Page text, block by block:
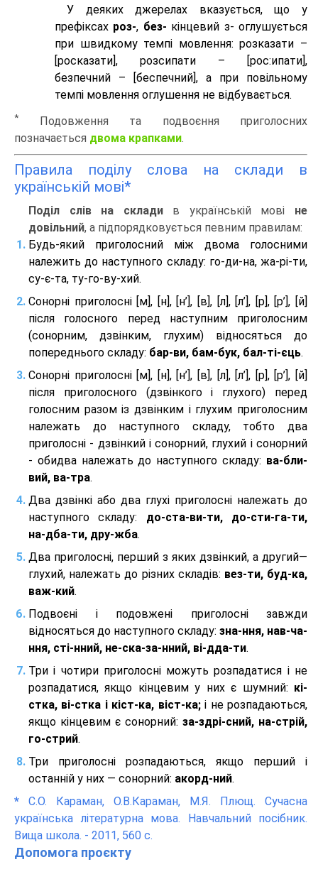
У деяких джерелах вказується, що у
префіксах роз-, без- кінцевий з- оглушується
при швидкому темпі мовлення: розказати –
[росказати], розсипати – [роc:ипати],
безпечний – [беспечний], а при повільному
темпі мовлення оглушення не відбувається.
*
Подовження та подвоєння приголосних
позначається двома крапками.
Правила поділу слова на склади в
українській мові*
Поділ слів на складив українській мові не
довільний, а підпорядковується певним правилам:
Будь-який приголосний між двома голосними
належить до наступного складу: го-ди-на, жа-рі-ти,
су-є-та, ту-го-ву-хий.
Сонорні приголосні [м], [н], [н’], [в], [л], [л’], [р], [р’], [й]
після голосного перед наступним приголосним
(сонорним, дзвінким, глухим) відносяться до
попереднього складу: бар-ви, бам-бук, бал-ті-єць.
Сонорні приголосні [м], [н], [н’], [в], [л], [л’], [р], [р’], [й]
після приголосного (дзвінкого і глухого) перед
голосним разом із дзвінким і глухим приголосним
належать до наступного складу, тобто два
приголосні - дзвінкий і сонорний, глухий і сонорний
- обидва належать до наступного складу: ва-бли-
вий, ва-тра.
Два дзвінкі або два глухі приголосні належать до
наступного складу: до-ста-ви-ти, до-сти-га-ти,
на-дба-ти, дру-жба.
Два приголосні, перший з яких дзвінкий, а другий—
глухий, належать до різних складів: вез-ти, буд-ка,
важ-кий.
Подвоєні і подовжені приголосні завжди
відносяться до наступного складу: зна-ння, нав-ча-
ння, сті-нний, не-ска-за-нний, ві-дда-ти.
Три і чотири приголосні можуть розпадатися і не
розпадатися, якщо кінцевим у них є шумний: кі-
стка, ві-стка і кіст-ка, віст-ка;і не розпадаються,
якщо кінцевим є сонорний: за-здрі-сний, на-стрій,
го-стрий.
Три приголосні розпадаються, якщо перший і
останній у них — сонорний: акорд-ний.
* С.О. Караман, О.В.Караман, М.Я. Плющ. Сучасна
українська літературна мова. Навчальний посібник.
Вища школа. - 2011, 560 с.
Допомога проєкту